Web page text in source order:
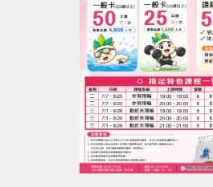
還能感受滿滿的鼓勵與心意
-洽詢專線：03-2639066 #112
-官
https://www.lzsports.com.tw/
-FB : 桃園市蘆竹國民運動中心
-IG : @luzhusports